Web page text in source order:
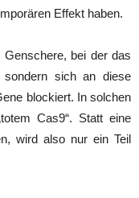
Effekt haben.
Genschere, bei der das
sich an diese
blockiert. In solchen
Cas9“. Statt eine
wird also nur ein Teil